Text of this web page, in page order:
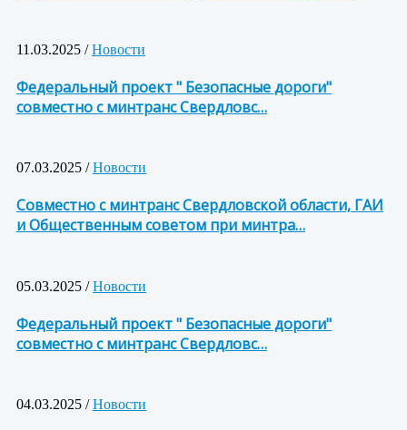
11.03.2025 /Новости
Федеральный проект " Безопасные дороги"
совместно с минтранс Свердловс…
07.03.2025 /Новости
Совместно с минтранс Свердловской области, ГАИ
и Общественным советом при минтра…
05.03.2025 /Новости
Федеральный проект " Безопасные дороги"
совместно с минтранс Свердловс…
04.03.2025 /Новости